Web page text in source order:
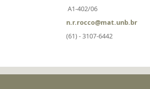
A1-402/06
n.r.rocco@mat.unb.br
(61) - 3107-6442